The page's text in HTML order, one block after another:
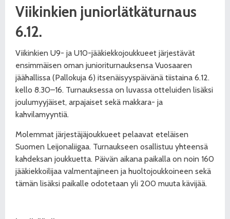
Viikinkien juniorlätkäturnaus
6.12.
Viikinkien U9- ja U10-jääkiekkojoukkueet järjestävät
ensimmäisen oman junioriturnauksensa Vuosaaren
jäähallissa (Pallokuja 6) itsenäisyyspäivänä tiistaina 6.12.
kello 8.30–16. Turnauksessa on luvassa otteluiden lisäksi
joulumyyjäiset, arpajaiset sekä makkara- ja
kahvilamyyntiä.
Molemmat järjestäjäjoukkueet pelaavat eteläisen
Suomen Leijonaliigaa. Turnaukseen osallistuu yhteensä
kahdeksan joukkuetta. Päivän aikana paikalla on noin 160
jääkiekkoilijaa valmentajineen ja huoltojoukkoineen sekä
tämän lisäksi paikalle odotetaan yli 200 muuta kävijää.